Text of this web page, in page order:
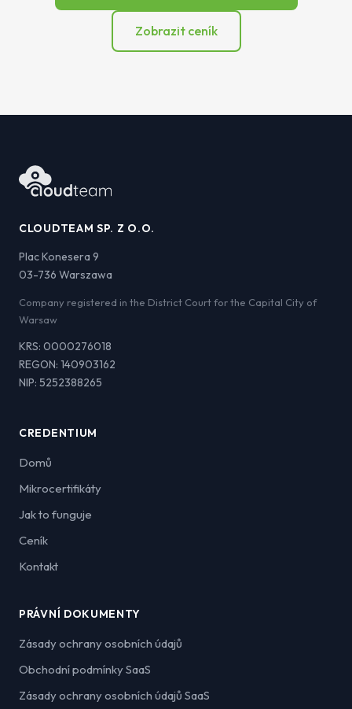
Zobrazit ceník
CLOUDTEAM SP. Z O.O.
Plac Konesera 9
03-736 Warszawa
Company registered in the District Court for the Capital City of
Warsaw
KRS: 0000276018
REGON: 140903162
NIP: 5252388265
CREDENTIUM
Domů
Mikrocertifikáty
Jak to funguje
Ceník
Kontakt
PRÁVNÍ DOKUMENTY
Zásady ochrany osobních údajů
Obchodní podmínky SaaS
Zásady ochrany osobních údajů SaaS